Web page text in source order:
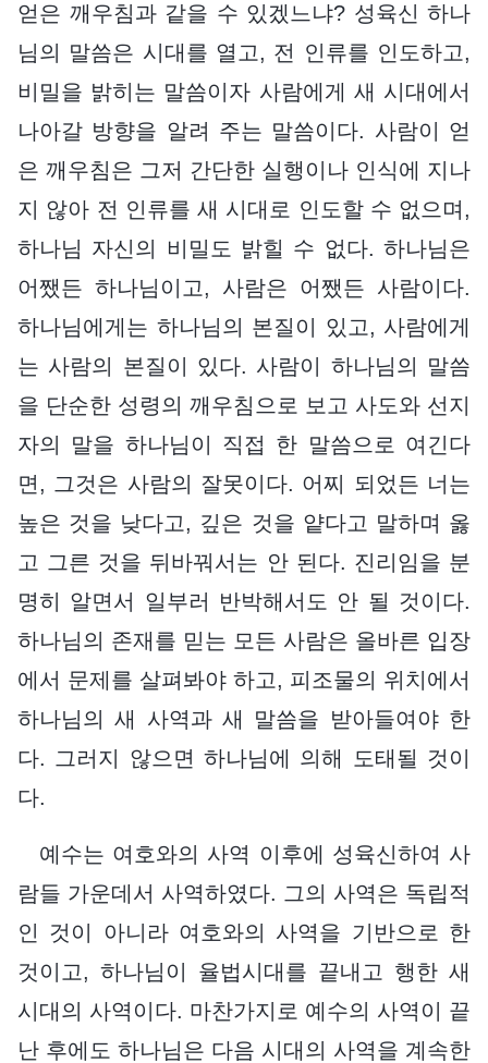
얻은 깨우침과 같을 수 있겠느냐? 성육신 하나
님의 말씀은 시대를 열고, 전 인류를 인도하고,
비밀을 밝히는 말씀이자 사람에게 새 시대에서
나아갈 방향을 알려 주는 말씀이다. 사람이 얻
은 깨우침은 그저 간단한 실행이나 인식에 지나
지 않아 전 인류를 새 시대로 인도할 수 없으며,
하나님 자신의 비밀도 밝힐 수 없다. 하나님은
어쨌든 하나님이고, 사람은 어쨌든 사람이다.
하나님에게는 하나님의 본질이 있고, 사람에게
는 사람의 본질이 있다. 사람이 하나님의 말씀
을 단순한 성령의 깨우침으로 보고 사도와 선지
자의 말을 하나님이 직접 한 말씀으로 여긴다
면, 그것은 사람의 잘못이다. 어찌 되었든 너는
높은 것을 낮다고, 깊은 것을 얕다고 말하며 옳
고 그른 것을 뒤바꿔서는 안 된다. 진리임을 분
명히 알면서 일부러 반박해서도 안 될 것이다.
하나님의 존재를 믿는 모든 사람은 올바른 입장
에서 문제를 살펴봐야 하고, 피조물의 위치에서
하나님의 새 사역과 새 말씀을 받아들여야 한
다. 그러지 않으면 하나님에 의해 도태될 것이
다.
예수는 여호와의 사역 이후에 성육신하여 사
람들 가운데서 사역하였다. 그의 사역은 독립적
인 것이 아니라 여호와의 사역을 기반으로 한
것이고, 하나님이 율법시대를 끝내고 행한 새
시대의 사역이다. 마찬가지로 예수의 사역이 끝
난 후에도 하나님은 다음 시대의 사역을 계속한